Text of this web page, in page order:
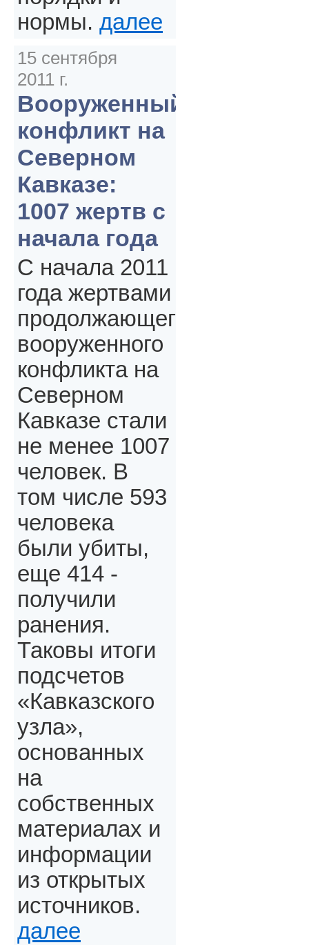
нормы. далее
15 сентября
2011 г.
Вооруженный
конфликт на
Северном
Кавказе:
1007 жертв с
начала года
С начала 2011
года жертвами
продолжающегося
вооруженного
конфликта на
Северном
Кавказе стали
не менее 1007
человек. В
том числе 593
человека
были убиты,
еще 414 -
получили
ранения.
Таковы итоги
подсчетов
«Кавказского
узла»,
основанных
на
собственных
материалах и
информации
из открытых
источников.
далее